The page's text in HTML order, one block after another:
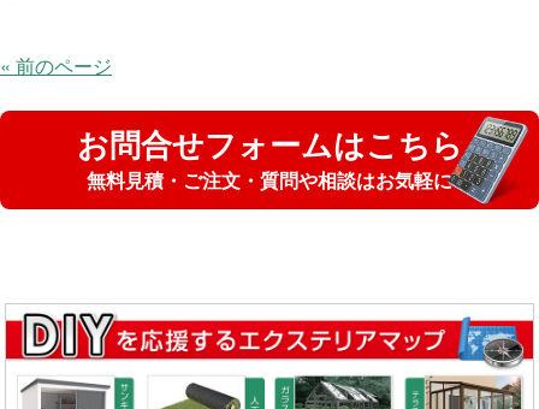
« 前のページ
お問合せフォームはこちら
無料見積・ご注文・質問や相談はお気軽に